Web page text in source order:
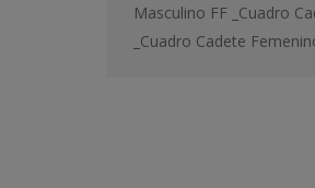
Masculino FF _Cuadro
_Cuadro Cadete